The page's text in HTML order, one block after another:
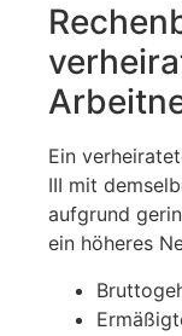
Ein
III mit
aufgrund
ein höheres